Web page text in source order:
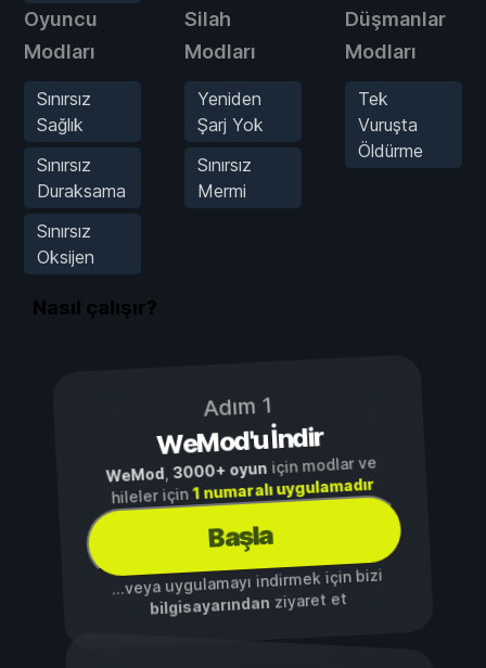
Oyuncu
Modları
Sınırsız
Sağlık
Sınırsız
Duraksama
Sınırsız
Oksijen
Silah
Modları
Yeniden
Şarj Yok
Sınırsız
Mermi
Düşmanlar
Modları
Tek
Vuruşta
Öldürme
Nasıl çalışır?
Adım 1
WeMod'u İndir
WeMod,3000+ oyuniçin modlar ve
hileler için1 numaralı uygulamadır
Başla
...veya uygulamayı indirmek için bizi
bilgisayarından ziyaret et